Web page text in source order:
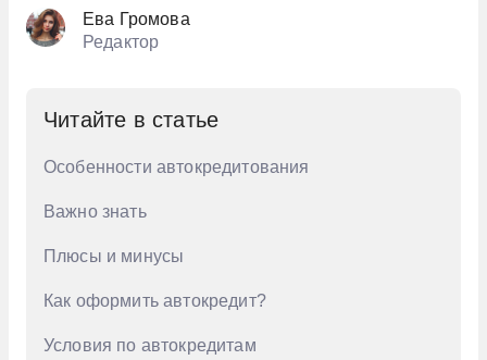
9 млн. руб
900 тыс. руб
Dodge
GAC
Geely
Genesis
Haval
Ева Громова
Редактор
Читайте в статье
Особенности автокредитования
Важно знать
Плюсы и минусы
Как оформить автокредит?
Условия по автокредитам